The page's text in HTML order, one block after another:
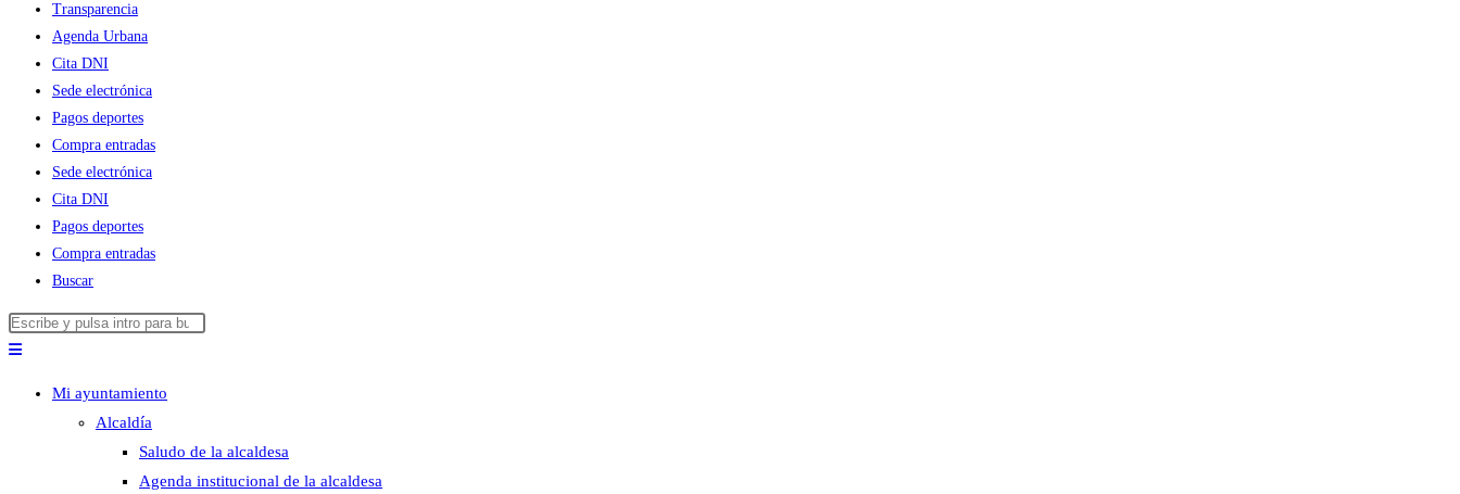
Transparencia
Agenda Urbana
Cita DNI
Sede electrónica
Pagos deportes
Compra entradas
Sede electrónica
Cita DNI
Pagos deportes
Compra entradas
Buscar
Buscar
en
panel
de
Mi ayuntamiento
Alcaldía
Saludo de la alcaldesa
Agenda institucional de la alcaldesa